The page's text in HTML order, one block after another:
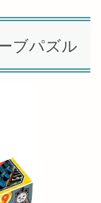
ブパズル